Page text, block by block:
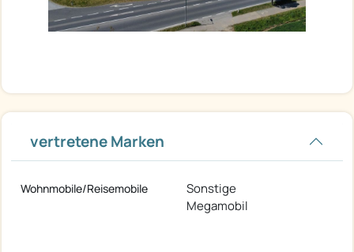
vertretene Marken
Wohnmobile/Reisemobile
Sonstige
Megamobil